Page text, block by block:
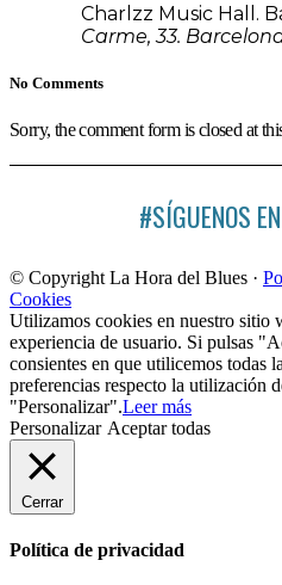
Charlzz Music Hall.
Carme, 33.
No Comments
Sorry, the comment form is closed at
#SÍGUENOS
© Copyright La Hora del Blues ·
Cookies
Utilizamos cookies en nuestro sitio
experiencia de usuario. Si pulsas
consientes en que utilicemos todas
preferencias respecto la utilización
"Personalizar".Leer más
Personalizar Aceptar todas
Cerrar
Política de privacidad